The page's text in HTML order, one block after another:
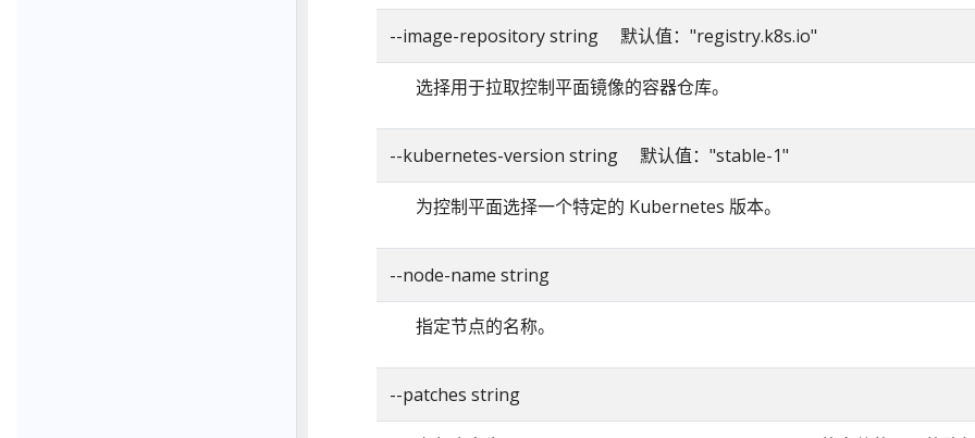
--image-repository string 默认值："registry.k8s.io"
选择用于拉取控制平面镜像的容器仓库。
--kubernetes-version string 默认值："stable-1"
为控制平面选择一个特定的 Kubernetes 版本。
--node-name string
指定节点的名称。
--patches string